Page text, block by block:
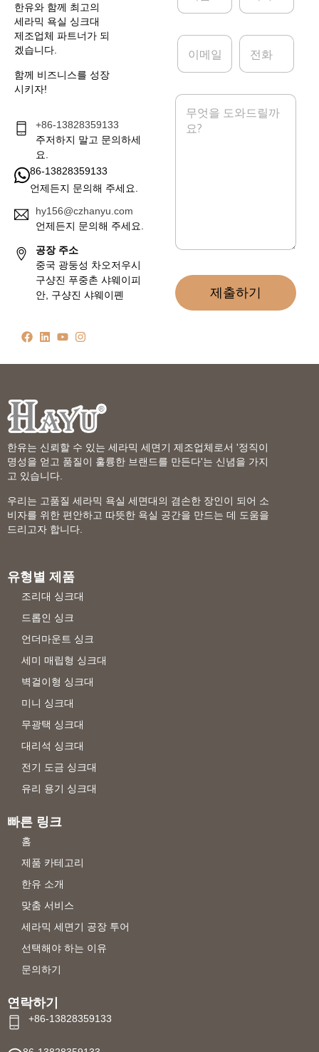
한유와 함께 최고의
세라믹 욕실 싱크대
제조업체 파트너가 되
겠습니다.
함께 비즈니스를 성장
시키자!
+86-13828359133
주저하지 말고 문의하세
요.
86-13828359133
언제든지 문의해 주세요.
hy156@czhanyu.com
언제든지 문의해 주세요.
공장 주소
중국 광둥성 차오저우시
구샹진 푸중촌 샤웨이피
안, 구샹진 샤웨이폔
*
이
일
전
메
제출하기
한유는 신뢰할 수 있는 세라믹 세면기 제조업체로서 '정직이
명성을 얻고 품질이 훌륭한 브랜드를 만든다'는 신념을 가지
고 있습니다.
우리는 고품질 세라믹 욕실 세면대의 겸손한 장인이 되어 소
비자를 위한 편안하고 따뜻한 욕실 공간을 만드는 데 도움을
드리고자 합니다.
유형별 제품
조리대 싱크대
드롭인 싱크
언더마운트 싱크
세미 매립형 싱크대
벽걸이형 싱크대
미니 싱크대
무광택 싱크대
대리석 싱크대
전기 도금 싱크대
유리 용기 싱크대
빠른 링크
홈
제품 카테고리
한유 소개
맞춤 서비스
세라믹 세면기 공장 투어
선택해야 하는 이유
문의하기
연락하기
+86-13828359133